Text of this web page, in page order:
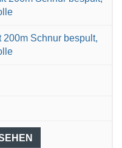
Schnur bespult,